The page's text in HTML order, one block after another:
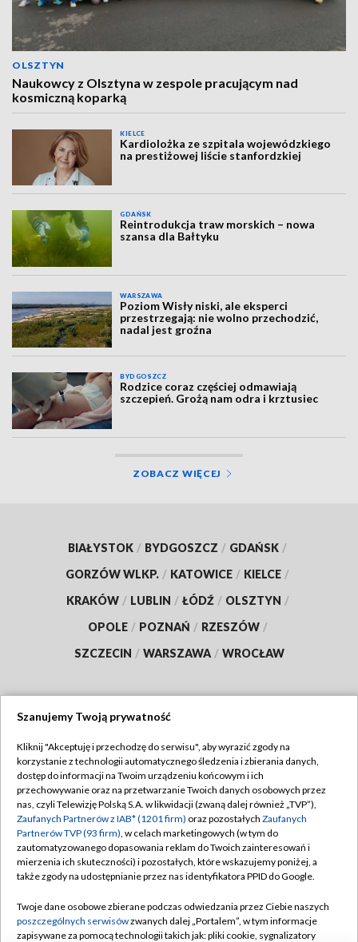
OLSZTYN
Naukowcy z Olsztyna w zespole pracującym nad
kosmiczną koparką
KIELCE
Kardiolożka ze szpitala wojewódzkiego
na prestiżowej liście stanfordzkiej
GDAŃSK
Reintrodukcja traw morskich – nowa
szansa dla Bałtyku
WARSZAWA
Poziom Wisły niski, ale eksperci
przestrzegają: nie wolno przechodzić,
nadal jest groźna
BYDGOSZCZ
Rodzice coraz częściej odmawiają
szczepień. Grożą nam odra i krztusiec
ZOBACZ WIĘCEJ
BIAŁYSTOK / BYDGOSZCZ / GDAŃSK /
GORZÓW WLKP. / KATOWICE / KIELCE /
KRAKÓW / LUBLIN / ŁÓDŹ / OLSZTYN /
OPOLE / POZNAŃ / RZESZÓW /
SZCZECIN / WARSZAWA / WROCŁAW
TVP
Abonament TVP
Emisja w TVP
Centrum informacji TVP
Naziemna Telewizja Cyfrowa
Rada Programowa
Regulamin TVP
Polityka prywatności
Moje zgody
Pomoc
Kontakt
Szanujemy Twoją prywatność
Kliknij "Akceptuję i przechodzę do serwisu", aby wyrazić zgody na
korzystanie z technologii automatycznego śledzenia i zbierania danych,
dostęp do informacji na Twoim urządzeniu końcowym i ich
przechowywanie oraz na przetwarzanie Twoich danych osobowych przez
nas, czyli Telewizję Polską S.A. w likwidacji (zwaną dalej również „TVP”),
Zaufanych Partnerów z IAB* (1201 firm) oraz pozostałych Zaufanych
Partnerów TVP (93 firm), w celach marketingowych (w tym do
zautomatyzowanego dopasowania reklam do Twoich zainteresowań i
mierzenia ich skuteczności) i pozostałych, które wskazujemy poniżej, a
także zgody na udostępnianie przez nas identyfikatora PPID do Google.
Twoje dane osobowe zbierane podczas odwiedzania przez Ciebie naszych
poszczególnych serwisówzwanych dalej „Portalem”, w tym informacje
zapisywane za pomocą technologii takich jak: pliki cookie, sygnalizatory